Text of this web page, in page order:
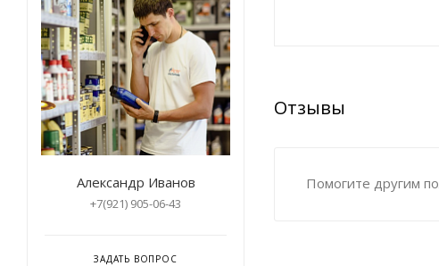
Отзывы
Помогите другим
Александр Иванов
+7(921) 905-06-43
ЗАДАТЬ ВОПРОС